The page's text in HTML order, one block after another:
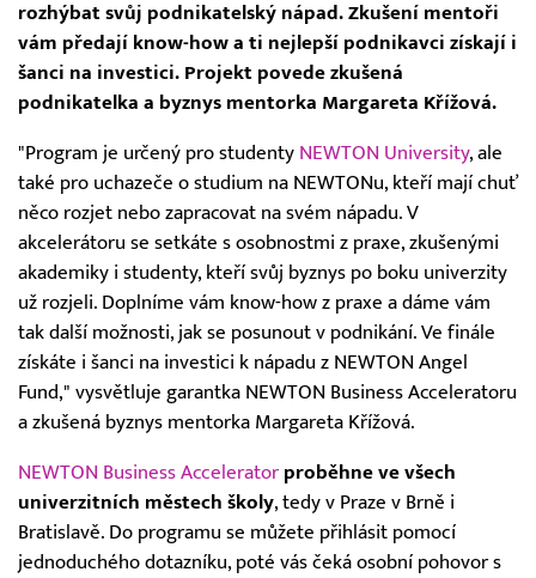
rozhýbat svůj podnikatelský nápad. Zkušení mentoři
vám předají know-how a ti nejlepší podnikavci získají i
šanci na investici. Projekt povede zkušená
podnikatelka a byznys mentorka Margareta Křížová.
"Program je určený pro studenty NEWTON University, ale
také pro uchazeče o studium na NEWTONu, kteří mají chuť
něco rozjet nebo zapracovat na svém nápadu. V
akcelerátoru se setkáte s osobnostmi z praxe, zkušenými
akademiky i studenty, kteří svůj byznys po boku univerzity
už rozjeli. Doplníme vám know-how z praxe a dáme vám
tak další možnosti, jak se posunout v podnikání. Ve finále
získáte i šanci na investici k nápadu z NEWTON Angel
Fund," vysvětluje garantka NEWTON Business Acceleratoru
a zkušená byznys mentorka Margareta Křížová.
NEWTON Business Accelerator proběhne ve všech
univerzitních městech školy, tedy v Praze v Brně i
Bratislavě. Do programu se můžete přihlásit pomocí
jednoduchého dotazníku, poté vás čeká osobní pohovor s